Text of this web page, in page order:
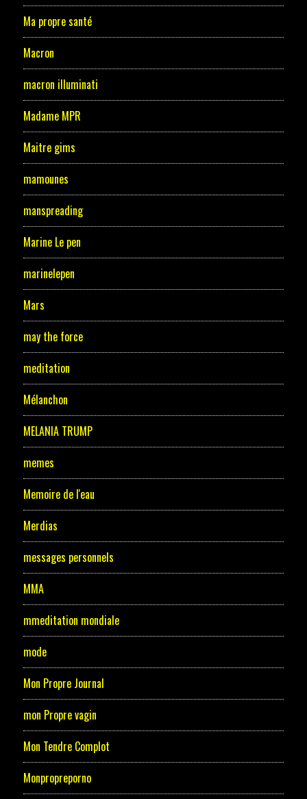
Ma propre santé
Macron
macron illuminati
Madame MPR
Maitre gims
mamounes
manspreading
Marine Le pen
marinelepen
Mars
may the force
meditation
Mélanchon
MELANIA TRUMP
memes
Memoire de l'eau
Merdias
messages personnels
MMA
mmeditation mondiale
mode
Mon Propre Journal
mon Propre vagin
Mon Tendre Complot
Monpropreporno